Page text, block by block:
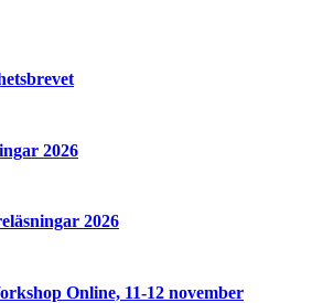
2026
2026
Online, 11-12 november